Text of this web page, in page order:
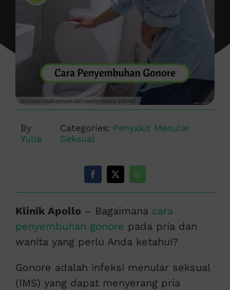
By
Yulia
Categories: Penyakit Menular
Seksual
Klinik Apollo – Bagaimana cara
penyembuhan gonore pada pria dan
wanita yang perlu Anda ketahui?
Gonore adalah infeksi menular seksual
(IMS) yang dapat menyerang pria